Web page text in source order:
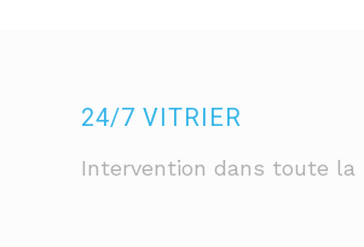
24/7 VITRIER
Intervention dans toute la